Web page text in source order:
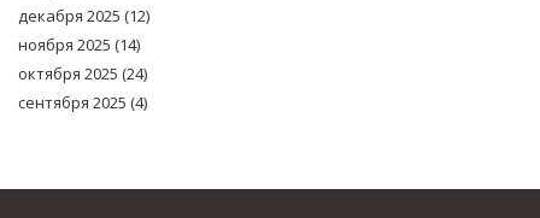
декабря 2025 (12)
ноября 2025 (14)
октября 2025 (24)
сентября 2025 (4)